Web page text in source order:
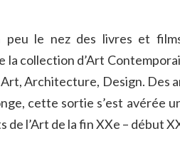
peu le nez des livres et
la collection d’Art
Architecture, Design. Des
cette sortie s’est avérée
de l’Art de la fin XXe – début